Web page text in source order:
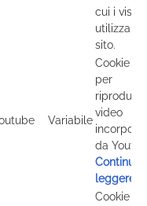
cui i
utilizzano
sito.
Variabile
Cookie
per
riprodurre
video
da
Continua
leggere
Cookie